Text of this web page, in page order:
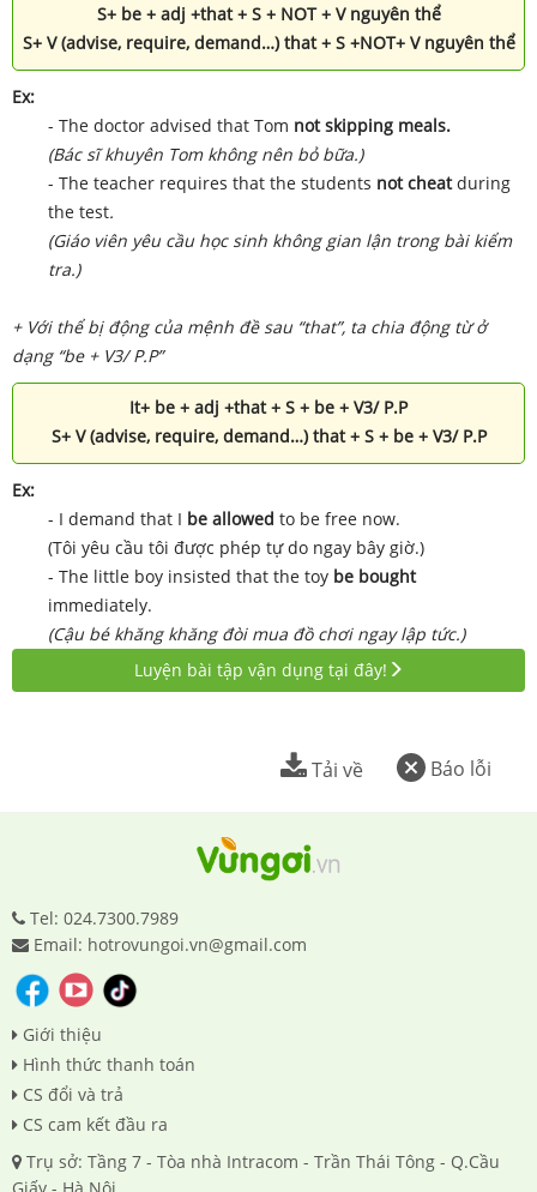
S+ be + adj +that + S + NOT + V nguyên thể
S+ V (advise, require, demand…) that + S +NOT+ V nguyên thể
Ex:
- The doctor advised that Tom not skipping meals.
(Bác sĩ khuyên Tom không nên bỏ bữa.)
- The teacher requires that the students not cheatduring
the test.
(Giáo viên yêu cầu học sinh không gian lận trong bài kiểm
tra.)
+ Với thể bị động của mệnh đề sau “that”, ta chia động từ ở
dạng “be + V3/ P.P”
It+ be + adj +that + S + be + V3/ P.P
S+ V (advise, require, demand…) that + S + be + V3/ P.P
Ex:
- I demand that I be allowed to be free now.
(Tôi yêu cầu tôi được phép tự do ngay bây giờ.)
- The little boy insisted that the toy be bought
immediately.
(Cậu bé khăng khăng đòi mua đồ chơi ngay lập tức.)
Luyện bài tập vận dụng tại đây!
Báo lỗi
Tải về
Tel: 024.7300.7989
Email: hotrovungoi.vn@gmail.com
Giới thiệu
Hình thức thanh toán
CS đổi và trả
CS cam kết đầu ra
Trụ sở: Tầng 7 - Tòa nhà Intracom - Trần Thái Tông - Q.Cầu